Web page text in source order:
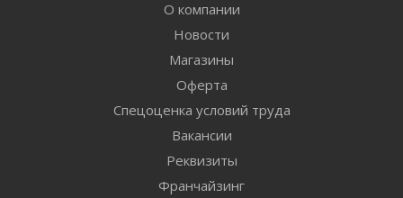
О компании
Новости
Магазины
Оферта
Спецоценка условий труда
Вакансии
Реквизиты
Франчайзинг